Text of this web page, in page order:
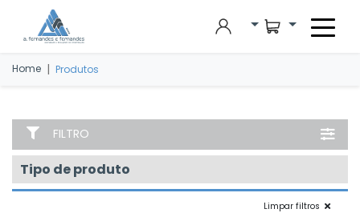
Skip to main content
Home | Produtos
FILTRO
Tipo de produto
Limpar filtros